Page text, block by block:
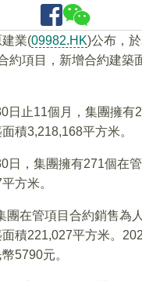
建業(09982.HK)公布，
約項目，新增合約建築
日止11個月，集團擁有
積3,218,168平方米。
日，集團擁有271個在
方米。
團在管項目合約銷售為
積221,027平方米。
5790元。